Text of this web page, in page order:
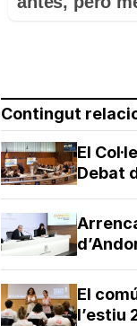
Contingut
El
Debat
El
l’estiu